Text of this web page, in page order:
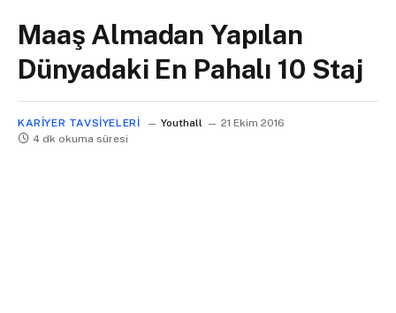
Maaş Almadan Yapılan
Dünyadaki En Pahalı 10 Staj
KARIYER TAVSIYELERI Youthall
21 Ekim 2016
4 dk okuma süresi